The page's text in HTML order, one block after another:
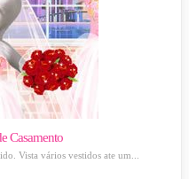
Casamento
Vista vários vestidos ate um...